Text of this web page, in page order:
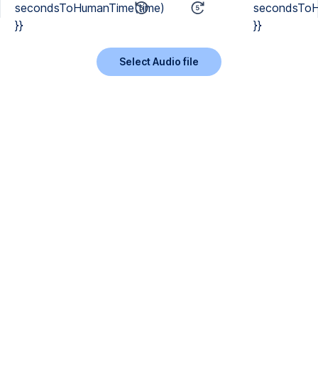
secondsToHumanTime(time)
}}
}}
Select Audio file